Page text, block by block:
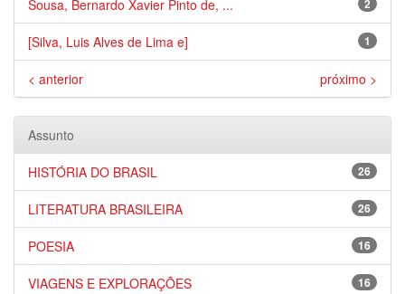
2
Sousa, Bernardo Xavier Pinto de, ...
1
[Silva, Luis Alves de Lima e]
< anterior próximo >
Assunto
26
HISTÓRIA DO BRASIL
26
LITERATURA BRASILEIRA
16
POESIA
16
VIAGENS E EXPLORAÇÕES